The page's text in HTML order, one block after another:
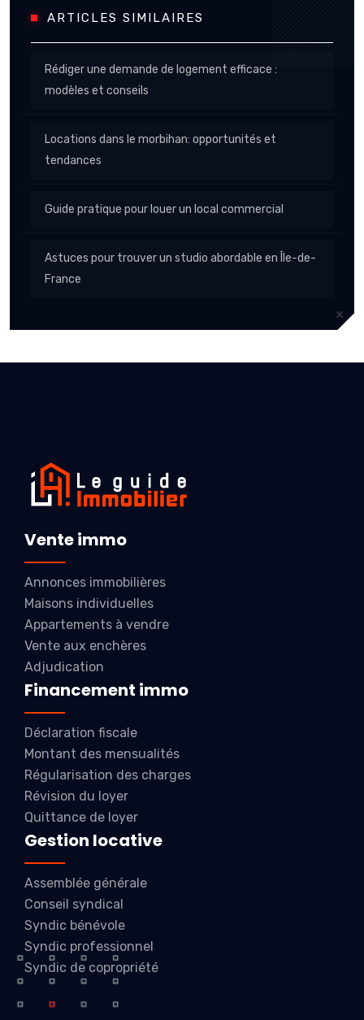
ARTICLES SIMILAIRES
Rédiger une demande de logement efficace :
modèles et conseils
Locations dans le morbihan: opportunités et
tendances
Guide pratique pour louer un local commercial
Astuces pour trouver un studio abordable en Île-de-
France
Vente immo
Annonces immobilières
Maisons individuelles
Appartements à vendre
Vente aux enchères
Adjudication
Financement immo
Déclaration fiscale
Montant des mensualités
Régularisation des charges
Révision du loyer
Quittance de loyer
Gestion locative
Assemblée générale
Conseil syndical
Syndic bénévole
Syndic professionnel
Syndic de copropriété